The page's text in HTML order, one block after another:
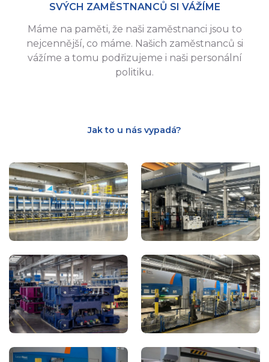
SVÝCH ZAMĚSTNANCŮ SI VÁŽÍME
Máme na paměti, že naši zaměstnanci jsou to
nejcennější, co máme. Našich zaměstnanců si
vážíme a tomu podřizujeme i naši personální
politiku.
Jak to u nás vypadá?